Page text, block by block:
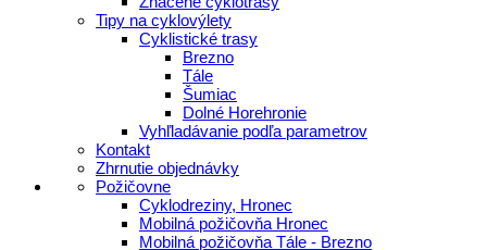
Tipy na cyklovýlety
Cyklistické trasy
Brezno
Tále
Šumiac
Dolné Horehronie
Vyhľladávanie podľa parametrov
Kontakt
Zhrnutie objednávky
Požičovne
Cyklodreziny, Hronec
Mobilná požičovňa Hronec
Mobilná požičovňa Tále - Brezno